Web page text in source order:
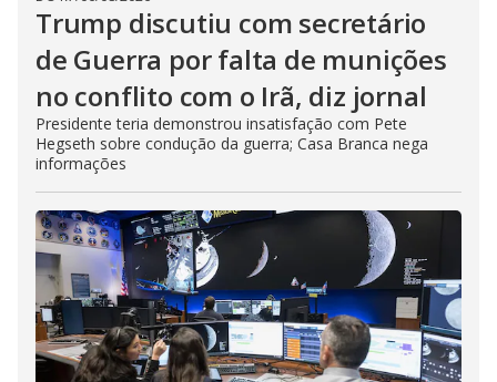
Trump discutiu com secretário
de Guerra por falta de munições
no conflito com o Irã, diz jornal
Presidente teria demonstrou insatisfação com Pete
Hegseth sobre condução da guerra; Casa Branca nega
informações